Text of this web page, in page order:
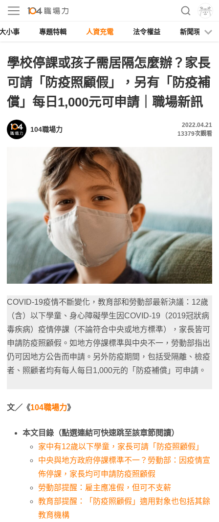
小事 專題特輯 人資充電 法令權益 新聞現場
學校停課或孩子需居隔怎麼辦？家長
可請「防疫照顧假」，另有「防疫補
償」每日1,000元可申請｜職場新訊
104職場力
2022.04.21
13379次觀看
COVID-19疫情不斷變化，教育部和勞動部最新決議：12歲
（含）以下學童、身心障礙學生因COVID-19（2019冠狀病
毒疾病）疫情停課（不論符合中央或地方標準），家長皆可
申請防疫照顧假。如地方停課標準與中央不一，勞動部指出
仍可因地方公告而申請。另外防疫期間，包括受隔離、檢疫
者、照顧者均有每人每日1,000元的「防疫補償」可申請。
文／《104職場力》
本文目錄（點選連結可快速跳至該章節閱讀）
家中有12歲以下學童，家長可請「防疫照顧假」
中央與地方政府停課標準不一？勞動部：因疫情宣
佈停課，家長均可申請防疫照顧假
勞動部提醒：雇主應准假，但可不支薪
教育部提醒：「防疫照顧假」適用對象也包括其餘
教育機構